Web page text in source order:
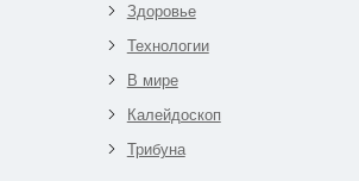
Здоровье
Технологии
В мире
Калейдоскоп
Трибуна